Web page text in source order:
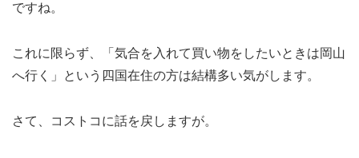
ですね。
これに限らず、「気合を入れて買い物をしたいときは岡山
へ行く」という四国在住の方は結構多い気がします。
さて、コストコに話を戻しますが。